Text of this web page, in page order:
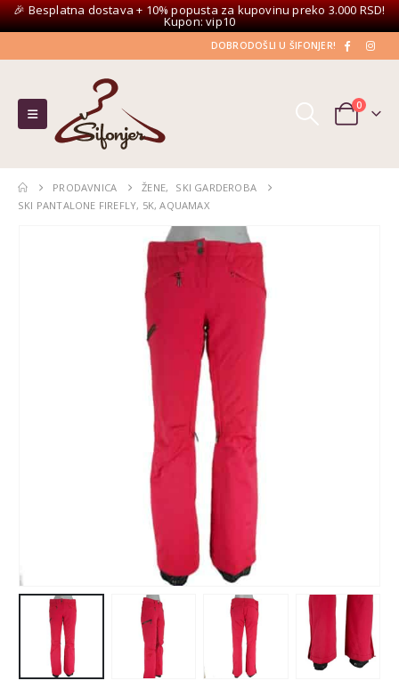
🎉 Besplatna dostava + 10% popusta za kupovinu preko 3.000 RSD!
Kupon: vip10
DOBRODOŠLI U ŠIFONJER!
0
PRODAVNICA ŽENE,
SKI GARDEROBA
SKI PANTALONE FIREFLY, 5K, AQUAMAX